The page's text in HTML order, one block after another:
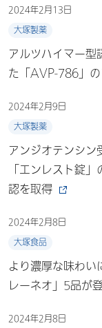
2024年2月13日
大塚製薬
アルツハイマー型
た「AVP-786」
2024年2月9日
大塚製薬
アンジオテンシン
「エンレスト錠
認を取得
2024年2月8日
大塚食品
より濃厚な味わい
レーネオ」5品が
2024年2月8日